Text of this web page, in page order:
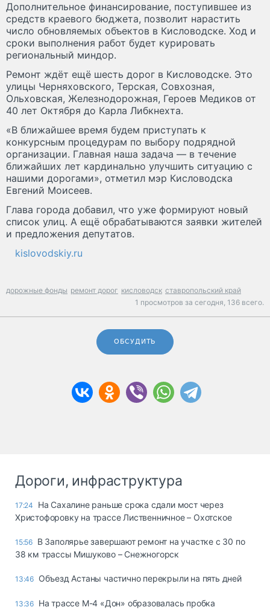
Дополнительное финансирование, поступившее из
средств краевого бюджета, позволит нарастить
число обновляемых объектов в Кисловодске. Ход и
сроки выполнения работ будет курировать
региональный миндор.
Ремонт ждёт ещё шесть дорог в Кисловодске. Это
улицы Черняховского, Терская, Совхозная,
Ольховская, Железнодорожная, Героев Медиков от
40 лет Октября до Карла Либкнехта.
«В ближайшее время будем приступать к
конкурсным процедурам по выбору подрядной
организации. Главная наша задача — в течение
ближайших лет кардинально улучшить ситуацию с
нашими дорогами», отметил мэр Кисловодска
Евгений Моисеев.
Глава города добавил, что уже формируют новый
список улиц. А ещё обрабатываются заявки жителей
и предложения депутатов.
kislovodskiy.ru
дорожные фонды ремонт дорог кисловодск ставропольский край
1 просмотров за сегодня, 136 всего.
ОБСУДИТЬ
Дороги, инфраструктура
17:24
На Сахалине раньше срока сдали мост через
Христофоровку на трассе Лиственничное – Охотское
15:56 В Заполярье завершают ремонт на участке с 30 по
38 км трассы Мишуково – Снежногорск
13:46 Объезд Астаны частично перекрыли на пять дней
13:36 На трассе М-4 «Дон» образовалась пробка